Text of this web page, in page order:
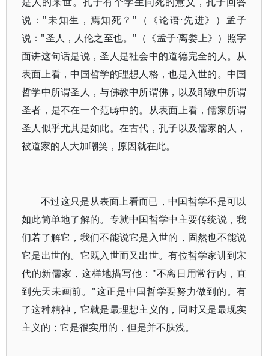
说："未知生，焉知死？"（《论语·先进》）孟子
说："圣人，人伦之至也。"（《孟子·离娄上》）照字
面讲这句话是说，圣人是社会中的道德完全的人。从
表面上看，中国哲学的理想人格，也是入世的。中国
哲学中所谓圣人，与佛教中所谓佛，以及耶教中所谓
圣者，是不在一个范畴中的。从表面上看，儒家所谓
圣人似乎尤其是如此。在古代，孔子以及儒家的人，
被道家的人大加嘲笑，原因就在此。
不过这只是从表面上看而已，中国哲学不是可以
如此简单地了解的。专就中国哲学中主要传统说，我
们若了解它，我们不能说它是入世的，固然也不能说
它是出世的。它既入世而又出世。有位哲学家讲到宋
代的新儒家，这样地描写他："不离日用常行内，直
到先天未画前。"这正是中国哲学要努力做到的。有
了这种精神，它就是最理想主义的，同时又是最现实
主义的；它是很实用的，但是并不肤浅。